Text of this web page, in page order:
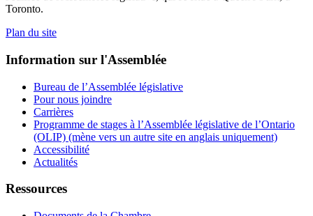
Toronto.
Plan du site
Information sur l'Assemblée
Bureau de l’Assemblée législative
Pour nous joindre
Carrières
Programme de stages à l’Assemblée législative de l’Ontario
(OLIP) (mène vers un autre site en anglais uniquement)
Accessibilité
Actualités
Ressources